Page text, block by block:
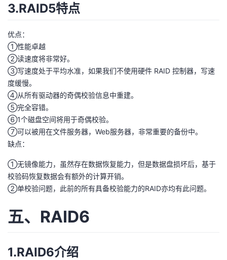
3.RAID5特点
优点：
①性能卓越
②读速度将非常好。
③写速度处于平均水准，如果我们不使用硬件 RAID 控制器，写速
度缓慢。
④从所有驱动器的奇偶校验信息中重建。
⑤完全容错。
⑥1个磁盘空间将用于奇偶校验。
⑦可以被用在文件服务器，Web服务器，非常重要的备份中。
缺点：
①无镜像能力，虽然存在数据恢复能力，但是数据盘损坏后，基于
校验码恢复数据会有额外的计算开销。
②单校验问题，此前的所有具备校验能力的RAID亦均有此问题。
五、RAID6
1.RAID6介绍